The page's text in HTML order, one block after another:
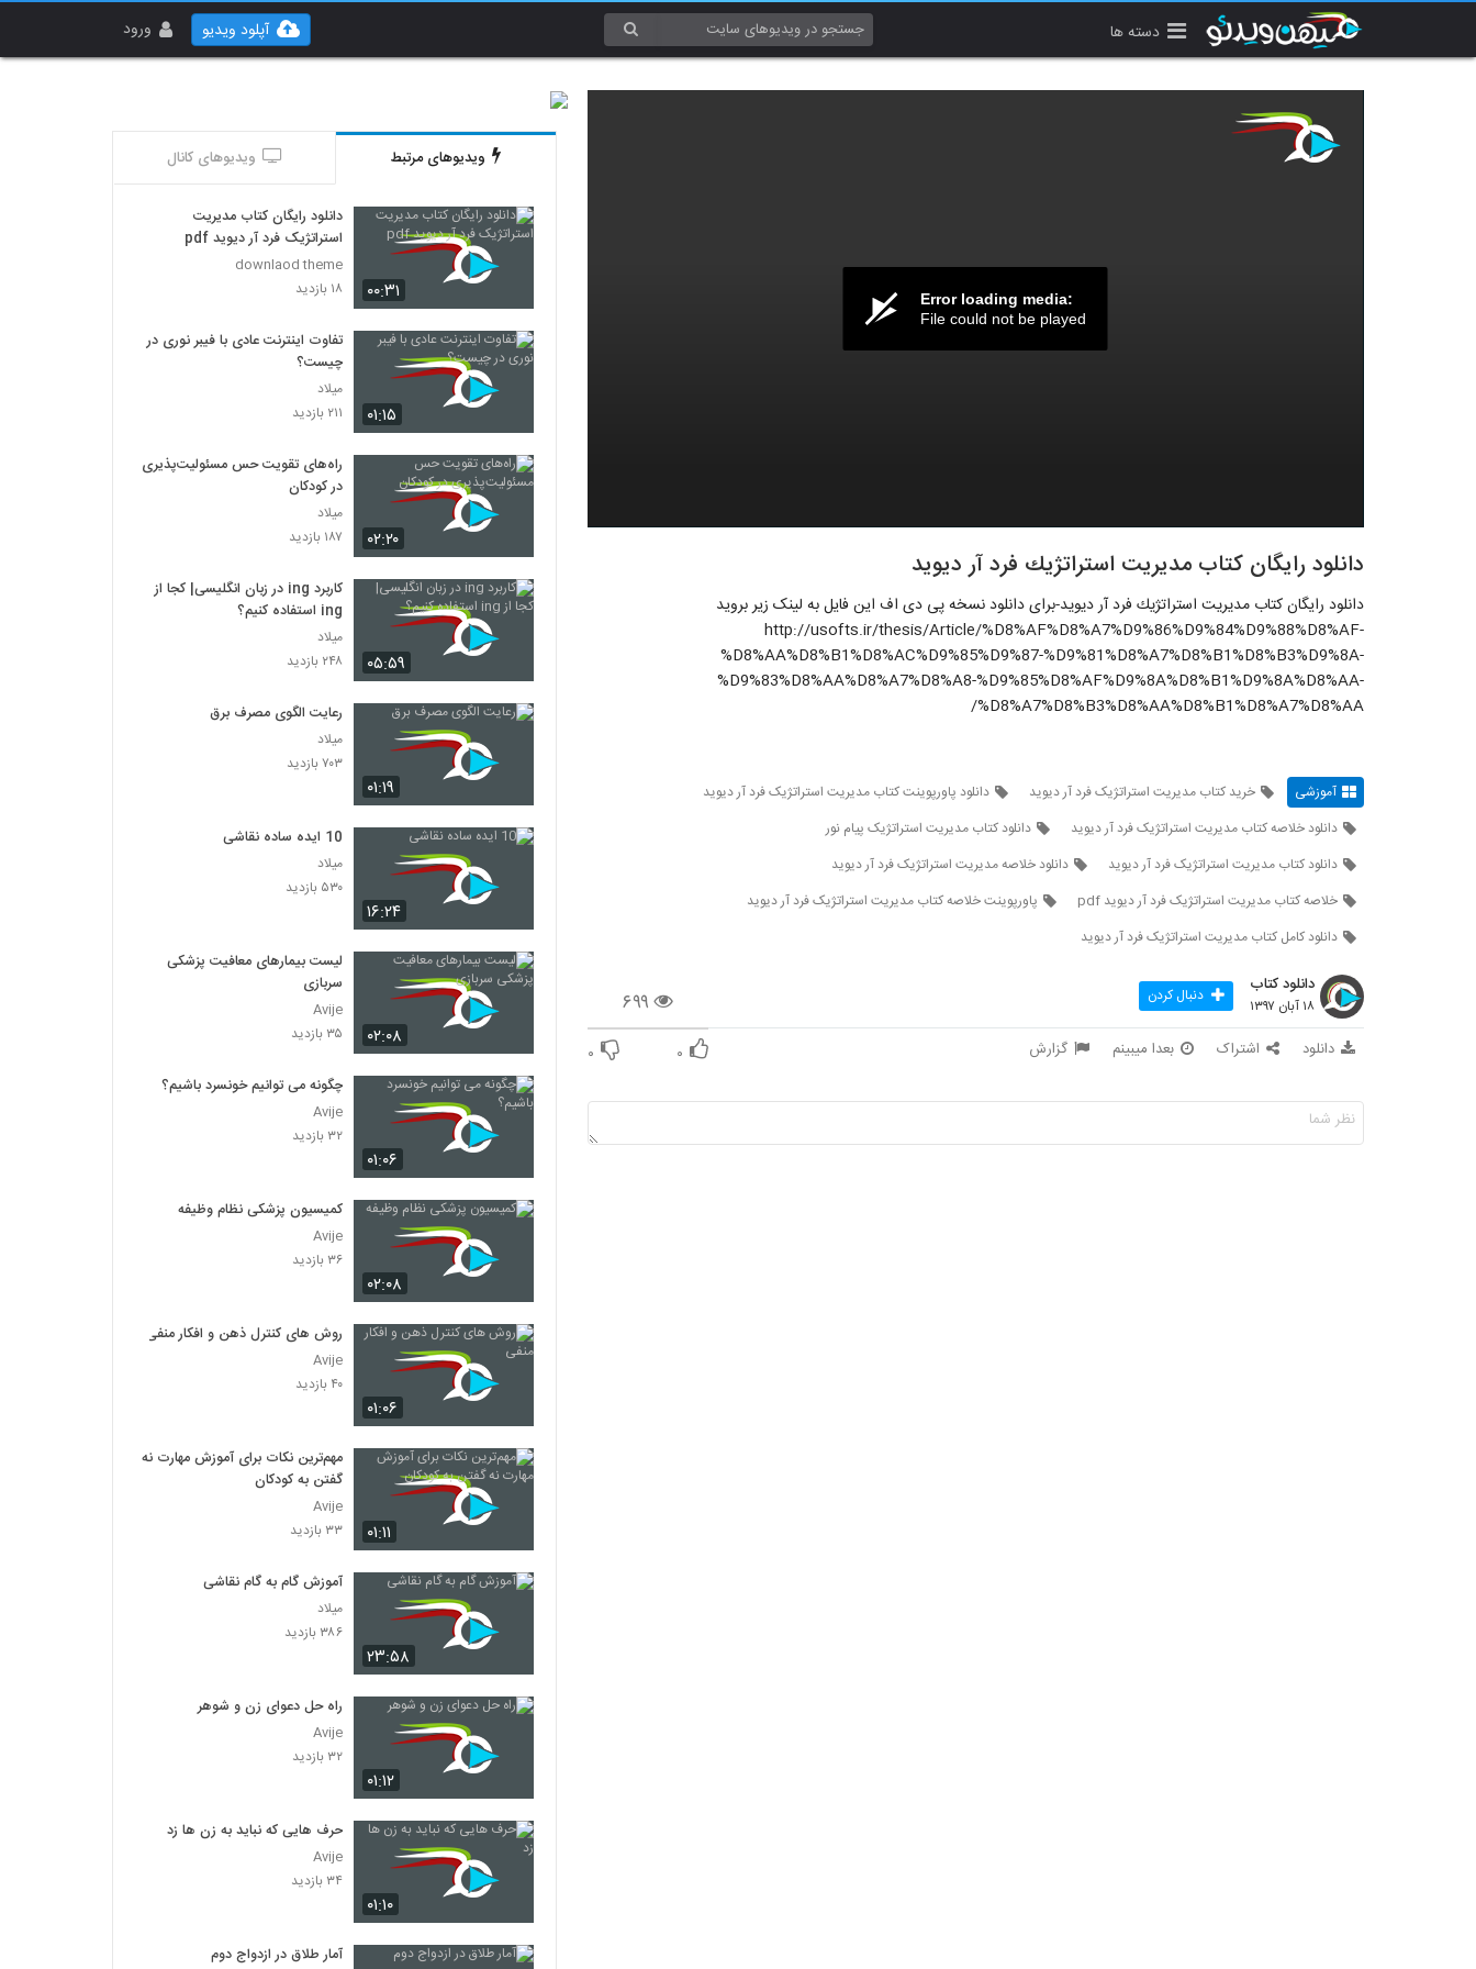
دسته ها ورود آپلود ویدیو
Error loading media:
File could not be played
دانلود رایگان كتاب مديريت استراتژيك فرد آر ديويد
دانلود رایگان كتاب مديريت استراتژيك فرد آر ديويد-برای دانلود نسخه پی دی اف این فایل به لینک زیر بروید
http://usofts.ir/thesis/Article/%D8%AF%D8%A7%D9%86%D9%84%D9%88%D8%AF-
%D8%AA%D8%B1%D8%AC%D9%85%D9%87-%D9%81%D8%A7%D8%B1%D8%B3%D9%8A-
%D9%83%D8%AA%D8%A7%D8%A8-%D9%85%D8%AF%D9%8A%D8%B1%D9%8A%D8%AA-
%D8%A7%D8%B3%D8%AA%D8%B1%D8%A7%D8%AA/
آموزشی خرید کتاب مدیریت استراتژیک فرد آر دیوید
دانلود پاورپوینت کتاب مدیریت استراتژیک فرد آر دیوید
دانلود خلاصه کتاب مدیریت استراتژیک فرد آر دیوید
دانلود کتاب مدیریت استراتژیک پیام نور
دانلود کتاب مدیریت استراتژیک فرد آر دیوید
دانلود خلاصه مدیریت استراتژیک فرد آر دیوید
خلاصه کتاب مدیریت استراتژیک فرد آر دیوید pdf
پاورپوینت خلاصه کتاب مدیریت استراتژیک فرد آر دیوید
دانلود کامل کتاب مدیریت استراتژیک فرد آر دیوید
۶۹۹
دانلود کتاب
۱۸ آبان ۱۳۹۷ دنبال کردن
دانلود اشتراک بعدا میبینم گزارش ۰ ۰
ویدیوهای مرتبط ویدیوهای کانال
۰۰:۳۱
دانلود رایگان کتاب مدیریت
استراتژیک فرد آر دیوید pdf
downlaod theme
۱۸ بازدید
۰۱:۱۵
تفاوت اینترنت عادی با فیبر نوری در
چیست؟
میلاد
۲۱۱ بازدید
۰۲:۲۰
راه‌های تقویت حس مسئولیت‌پذیری
در کودکان
میلاد
۱۸۷ بازدید
۰۵:۵۹
کاربرد ing در زبان انگلیسی| کجا از
ing استفاده کنیم؟
میلاد
۲۴۸ بازدید
۰۱:۱۹
رعایت الگوی مصرف برق
میلاد
۷۰۳ بازدید
۱۶:۲۴
10 ایده ساده نقاشی
میلاد
۵۳۰ بازدید
۰۲:۰۸
لیست بیمارهای معافیت پزشکی
سربازی
Avije
۳۵ بازدید
۰۱:۰۶
چگونه می توانیم خونسرد باشیم؟
Avije
۳۲ بازدید
۰۲:۰۸
کمیسیون پزشکی نظام وظیفه
Avije
۳۶ بازدید
۰۱:۰۶
روش های کنترل ذهن و افکار منفی
Avije
۴۰ بازدید
۰۱:۱۱
مهم‌ترین نکات برای آموزش مهارت نه
گفتن به کودکان
Avije
۳۳ بازدید
۲۳:۵۸
آموزش گام به گام نقاشی
میلاد
۳۸۶ بازدید
۰۱:۱۲
راه حل دعوای زن و شوهر
Avije
۳۲ بازدید
۰۱:۱۰
حرف هایی که نباید به زن ها زد
Avije
۳۴ بازدید
آمار طلاق در ازدواج دوم